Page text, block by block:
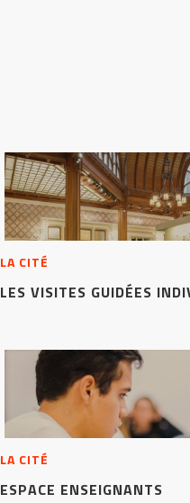
LA CITÉ
LES VISITES GUIDÉES
LA CITÉ
ESPACE ENSEIGNANTS